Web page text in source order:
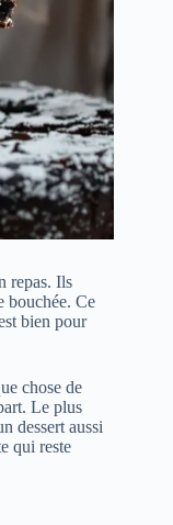
repas. Ils
bouchée. Ce
bien pour
chose de
Le plus
dessert aussi
qui reste